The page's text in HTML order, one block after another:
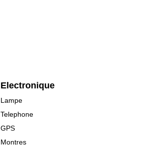
Electronique
Lampe
Telephone
GPS
Montres